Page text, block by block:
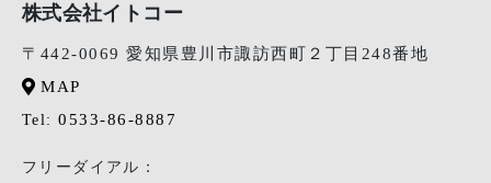
株式会社イトコー
〒442-0069 愛知県豊川市諏訪西町２丁目248番地
MAP
Tel: 0533-86-8887
フリーダイアル：